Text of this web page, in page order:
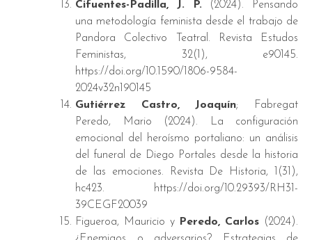
Cifuentes-Padilla, J. P. (2024). Pensando
una metodología feminista desde el trabajo de
Pandora Colectivo Teatral. Revista Estudos
Feministas, 32(1), e90145.
https://doi.org/10.1590/1806-9584-
2024v32n190145
Gutiérrez Castro, Joaquín; Fabregat
Peredo, Mario (2024). La configuración
emocional del heroísmo portaliano: un análisis
del funeral de Diego Portales desde la historia
de las emociones. Revista De Historia, 1(31),
hc423. https://doi.org/10.29393/RH31-
39CEGF20039
Figueroa, Mauricio y Peredo, Carlos (2024).